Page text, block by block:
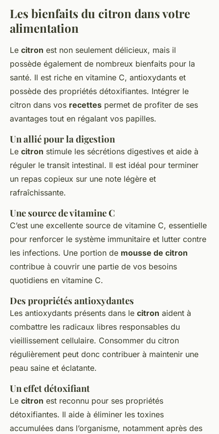
Les bienfaits du citron dans votre
alimentation
Le citron est non seulement délicieux, mais il
possède également de nombreux bienfaits pour la
santé. Il est riche en vitamine C, antioxydants et
possède des propriétés détoxifiantes. Intégrer le
citron dans vos recettes permet de profiter de ses
avantages tout en régalant vos papilles.
Un allié pour la digestion
Le citron stimule les sécrétions digestives et aide à
réguler le transit intestinal. Il est idéal pour terminer
un repas copieux sur une note légère et
rafraîchissante.
Une source de vitamine C
C’est une excellente source de vitamine C, essentielle
pour renforcer le système immunitaire et lutter contre
les infections. Une portion de mousse de citron
contribue à couvrir une partie de vos besoins
quotidiens en vitamine C.
Des propriétés antioxydantes
Les antioxydants présents dans le citron aident à
combattre les radicaux libres responsables du
vieillissement cellulaire. Consommer du citron
régulièrement peut donc contribuer à maintenir une
peau saine et éclatante.
Un effet détoxifiant
Le citron est reconnu pour ses propriétés
détoxifiantes. Il aide à éliminer les toxines
accumulées dans l’organisme, notamment après des